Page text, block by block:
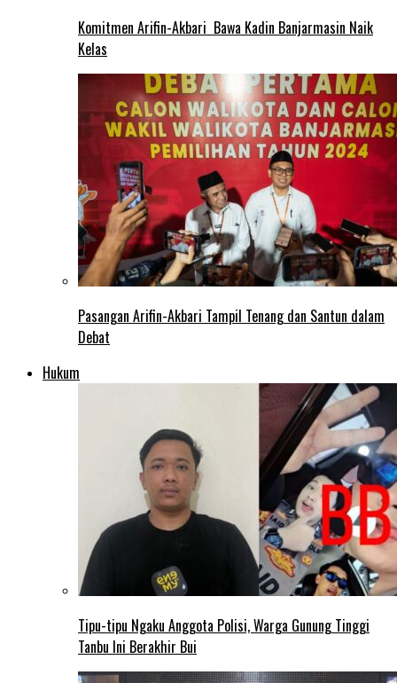
Komitmen Arifin-Akbari Bawa Kadin Banjarmasin Naik
Kelas
Pasangan Arifin-Akbari Tampil Tenang dan Santun dalam
Debat
Hukum
Tipu-tipu Ngaku Anggota Polisi, Warga Gunung Tinggi
Tanbu Ini Berakhir Bui